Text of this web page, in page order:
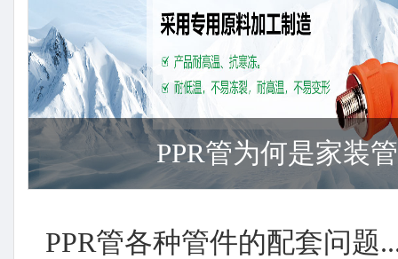
PPR管为何是家装
PPR管各种管件的配套问题